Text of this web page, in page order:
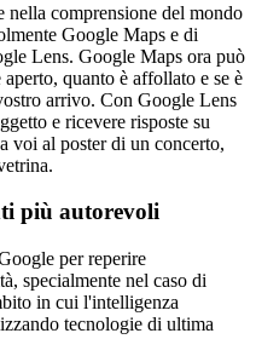
nella comprensione del mondo
Google Maps e di
Lens. Google Maps ora può
quanto è affollato e se è
arrivo. Con Google Lens
e ricevere risposte su
voi al poster di un concerto,
più autorevoli
per reperire
specialmente nel caso di
in cui l'intelligenza
tecnologie di ultima